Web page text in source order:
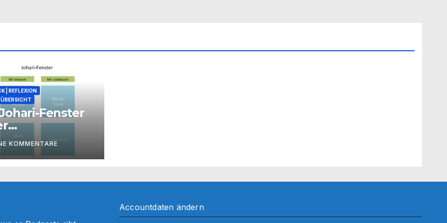
| REFLEXION
Fenster
KOMMENTARE
Accountdaten ändern